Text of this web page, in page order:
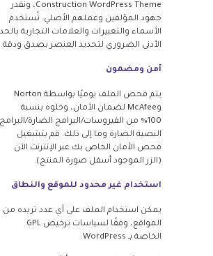
Construction WordPress Theme، ونقدر
جهود المؤلفين وعملهم الأصلي. تُستخدم
الأسماء والتعبيرات والعلامات التجارية بالحد
الأدنى الضروري لتحديد العنصر بصدق ودقة.
آمن ومضمون
يتم فحص الملف يوميًا بواسطة Norton
وMcAfee لضمان الأمان، وخلوه بنسبة
100% من الفيروسات/البرامج الضارة/البرامج
النصية الضارة وما إلى ذلك. قم بتشغيل
فحص الأمان الخاص بك عبر الإنترنت الآن
(الزر الموجود أسفل صورة المنتج).
استخدام غير محدود للموقع والنطاق
يمكن استخدام الملف على أي عدد تريده من
المواقع، وفقًا لسياسات ترخيص GPL
الخاصة بـ WordPress.